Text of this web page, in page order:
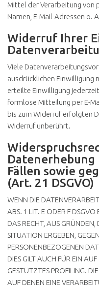
Mittel der Verarbeitung von
Namen, E-Mail-Adressen o.
Widerruf Ihrer
Viele
ausdrücklichen Einwilligung
erteilte Einwilligung
formlose Mitteilung per E-
bis zum Widerruf erfolgten
Widerruf unberührt.
Datenerhebung
Fällen sowie
(Art. 21 DSGVO)
WENN DIE
ABS. 1 LIT. E ODER F DSGVO
DAS RECHT, AUS GRÜNDEN,
SITUATION ERGEBEN,
PERSONENBEZOGENEN
DIES GILT AUCH FÜR EIN
GESTÜTZTES PROFILING.
AUF DENEN EINE